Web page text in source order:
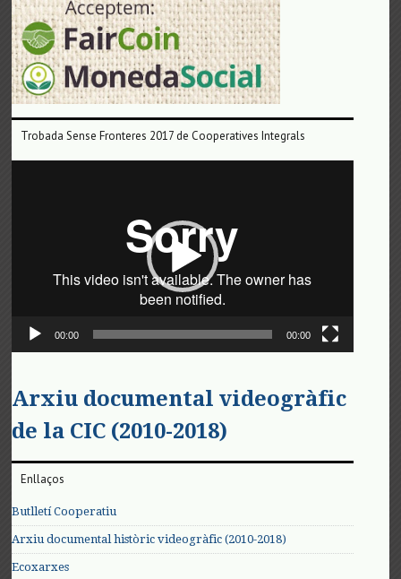
Trobada Sense Fronteres 2017 de Cooperatives Integrals
00:00 00:00
Arxiu documental videogràfic
de la CIC (2010-2018)
Enllaços
Butlletí Cooperatiu
Arxiu documental històric videogràfic (2010-2018)
Ecoxarxes